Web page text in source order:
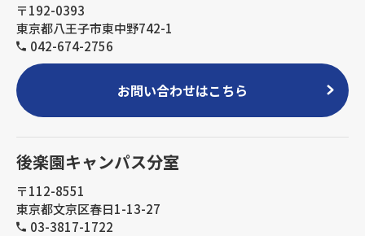
〒192-0393
東京都八王子市東中野742-1
042-674-2756
お問い合わせはこちら
後楽園キャンパス分室
〒112-8551
東京都文京区春日1-13-27
03-3817-1722